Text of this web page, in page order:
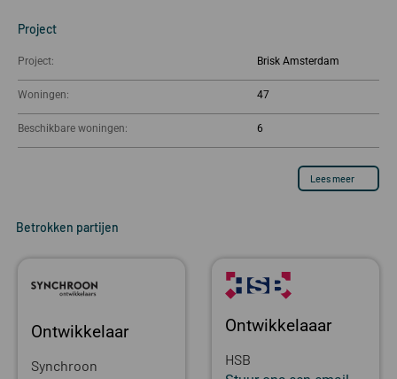
Project
Project: Brisk Amsterdam
Woningen: 47
Beschikbare woningen: 6
Lees meer
Betrokken partijen
Ontwikkelaar
Synchroon
Ontwikkelaaar
HSB